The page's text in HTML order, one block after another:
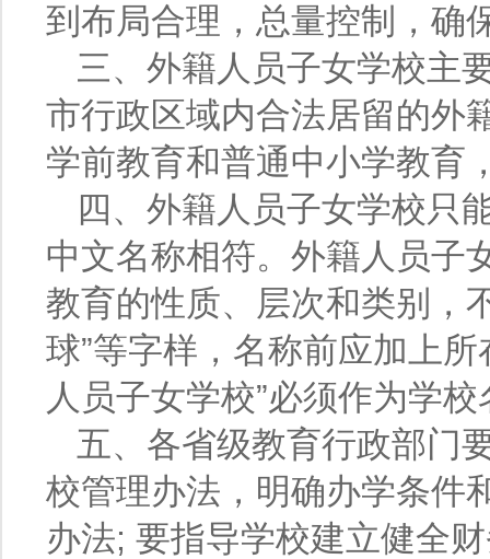
到布局合理，总量控制，确
三、外籍人员子女学校主
市行政区域内合法居留的外
学前教育和普通中小学教育
四、外籍人员子女学校只
中文名称相符。外籍人员子
教育的性质、层次和类别，不
球”等字样，名称前应加上
人员子女学校”必须作为学
五、各省级教育行政部门
校管理办法，明确办学条件
办法; 要指导学校建立健全